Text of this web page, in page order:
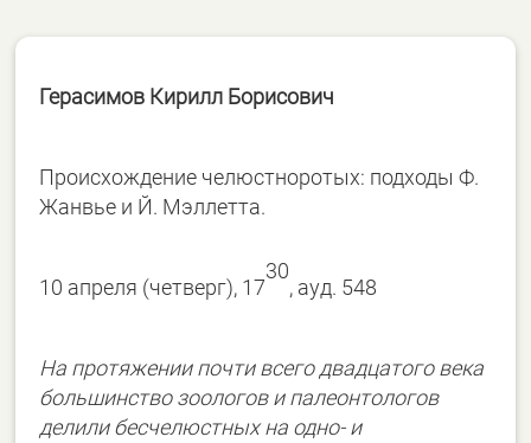
Герасимов Кирилл Борисович
Происхождение челюстноротых: подходы Ф.
Жанвье и Й. Мэллетта.
10 апреля (четверг), 17
30
, ауд. 548
На протяжении почти всего двадцатого века
большинство зоологов и палеонтологов
делили бесчелюстных на одно- и